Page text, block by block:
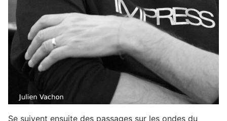
Se suivent ensuite des passages sur les ondes du